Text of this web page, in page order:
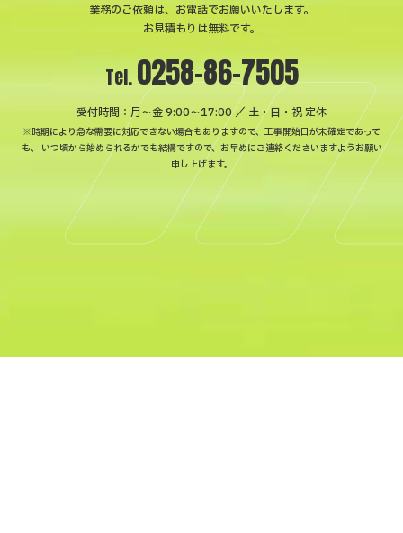
業務のご依頼は、お電話でお願いいたします。
お見積もりは無料です。
Tel.0258-86-7505
受付時間：月〜金 9:00～17:00 ／ 土・日・祝 定休
※時期により急な需要に対応できない場合もありますので、工事開始日が未確定であって
も、
いつ頃から始められるかでも結構ですので、お早めにご連絡くださいますようお願い
申し上げます。